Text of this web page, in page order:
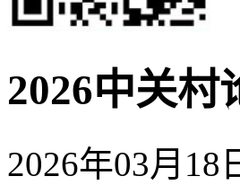
2026中关村
2026年03月